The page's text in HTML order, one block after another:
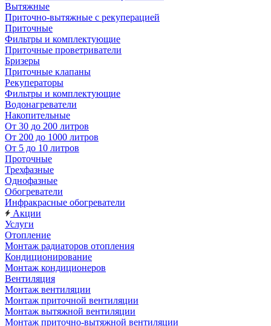
Вытяжные
Приточно-вытяжные с рекуперацией
Приточные
Фильтры и комплектующие
Приточные проветриватели
Бризеры
Приточные клапаны
Рекуператоры
Фильтры и комплектующие
Водонагреватели
Накопительные
От 30 до 200 литров
От 200 до 1000 литров
От 5 до 10 литров
Проточные
Трехфазные
Однофазные
Обогреватели
Инфракрасные обогреватели
Акции
Услуги
Отопление
Монтаж радиаторов отопления
Кондиционирование
Монтаж кондиционеров
Вентиляция
Монтаж вентиляции
Монтаж приточной вентиляции
Монтаж вытяжной вентиляции
Монтаж приточно-вытяжной вентиляции